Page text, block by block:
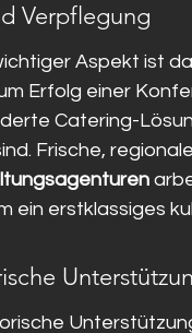
Verpflegung
Aspekt ist
Erfolg einer
Catering-
Frische,
ein erstklassiges